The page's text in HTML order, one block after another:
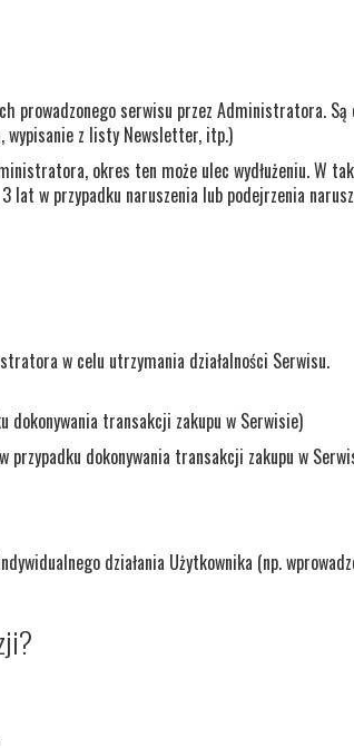
prowadzonego serwisu przez Administratora.
wypisanie z listy Newsletter, itp.)
okres ten może ulec wydłużeniu. W
lat w przypadku naruszenia lub podejrzenia
w celu utrzymania działalności Serwisu.
dokonywania transakcji zakupu w Serwisie)
dokonywania transakcji zakupu w
działania Użytkownika (np.